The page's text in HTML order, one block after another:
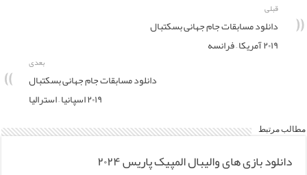
قبلی
دانلود مسابقات جام جهانی بسکتبال
۲۰۱۹ آمریکا – فرانسه
بعدی
دانلود مسابقات جام جهانی بسکتبال
۲۰۱۹ اسپانیا – استرالیا
مطالب مرتبط
دانلود بازی های والیبال المپیک پاریس ۲۰۲۴